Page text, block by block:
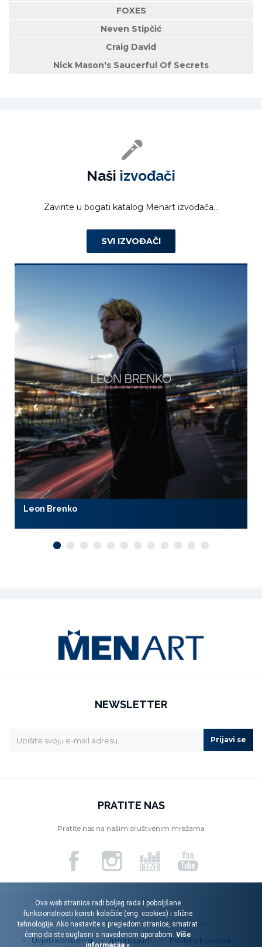
FOXES
Neven Stipčić
Craig David
Nick Mason's Saucerful Of Secrets
Naši izvođači
Zavirite u bogati katalog Menart izvođača...
SVI IZVOĐAČI
Leon Brenko
NEWSLETTER
Prijavi se
PRATITE NAS
Pratite nas na našim društvenim mrežama
Menart d.o.o. © 2026. Sva prava pridržana.
Uvjeti korištenja
Impressum Politika kolačića
Ova web stranica radi boljeg rada i poboljšane
funkcionalnosti koristi kolačiće (eng. cookies) i slične
tehnologije. Ako nastavite s pregledom stranice, smatrat
ćemo da ste suglasni s navedenom uporabom. Više
informacija »